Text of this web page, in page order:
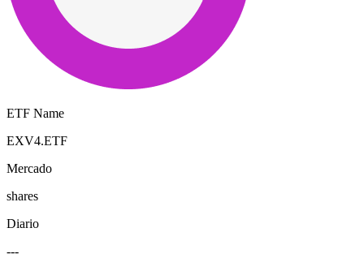
ETF Name
EXV4.ETF
Mercado
shares
Diario
---